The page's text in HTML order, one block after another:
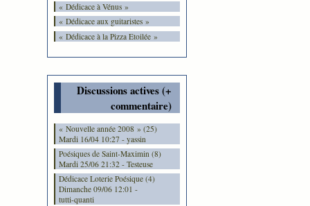
« Dédicace à Vénus »
« Dédicace aux guitaristes »
« Dédicace à la Pizza Etoilée »
Discussions actives (+
commentaire)
« Nouvelle année 2008 » (25)
Mardi 16/04 10:27 - yassin
Poésiques de Saint-Maximin (8)
Mardi 25/06 21:32 - Testeuse
Dédicace Loterie Poésique (4)
Dimanche 09/06 12:01 -
tutti-quanti